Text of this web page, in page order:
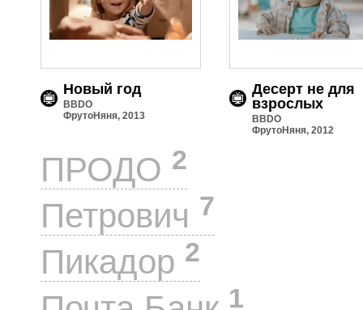
Новый год
BBDO
ФрутоНяня, 2013
Десерт не для
взрослых
BBDO
ФрутоНяня, 2012
ПРОДО 2
Петрович 7
Пикадор 2
1